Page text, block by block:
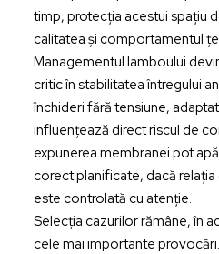
timp, protecția acestui spațiu
calitatea și comportamentul
Managementul lamboului
critic în stabilitatea întregului
închideri fără tensiune,
influențează direct riscul de
expunerea membranei pot
corect planificate, dacă
este controlată cu atenție.
Selecția cazurilor rămâne, în
cele mai importante